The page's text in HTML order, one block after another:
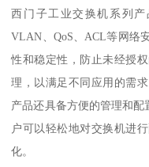
西门子工业交换机系列
VLAN、QoS、ACL等网络
性和稳定性，防止未经授
理，以满足不同应用的需
产品还具备方便的管理和配
户可以轻松地对交换机进
化。